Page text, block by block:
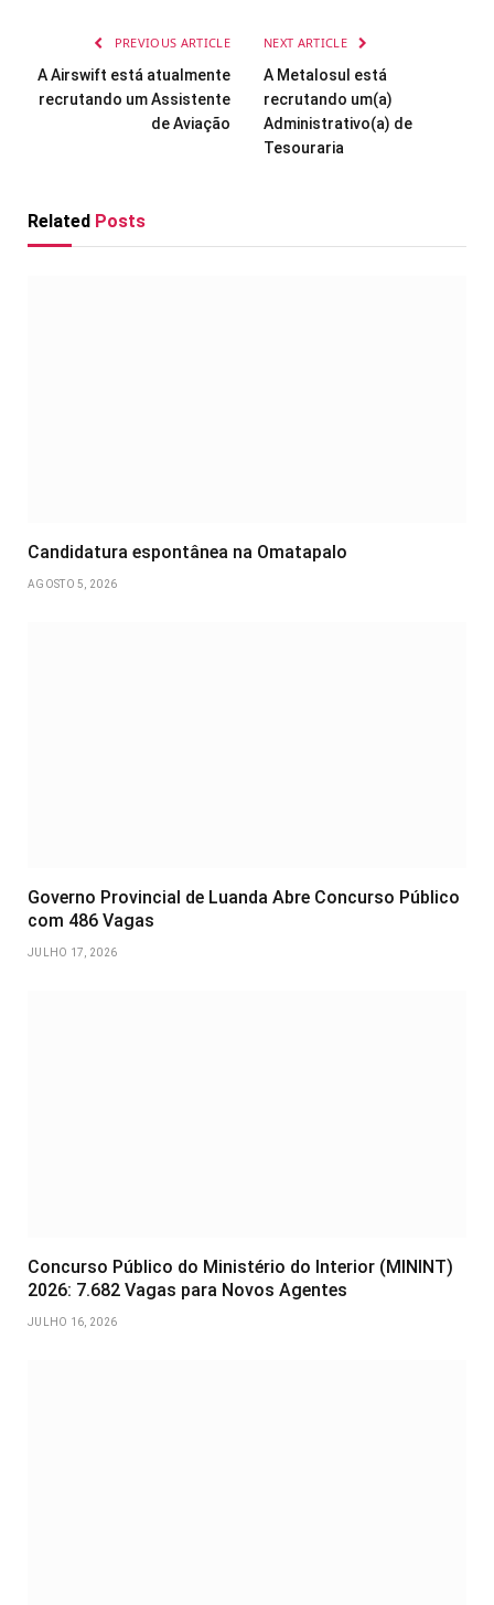
PREVIOUS ARTICLE
A Airswift está atualmente
recrutando um Assistente
de Aviação
NEXT ARTICLE
A Metalosul está
recrutando um(a)
Administrativo(a) de
Tesouraria
Related Posts
Candidatura espontânea na Omatapalo
AGOSTO 5, 2026
Governo Provincial de Luanda Abre Concurso Público
com 486 Vagas
JULHO 17, 2026
Concurso Público do Ministério do Interior (MININT)
2026: 7.682 Vagas para Novos Agentes
JULHO 16, 2026